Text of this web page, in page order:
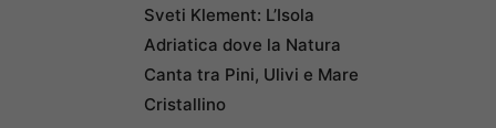
Sveti Klement: L’Isola
Adriatica dove la Natura
Canta tra Pini, Ulivi e Mare
Cristallino